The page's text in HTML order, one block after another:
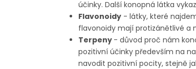
účinky. Další konopná látka
Flavonoidy - látky, které
flavonoidy mají protizánětlivé a
Terpeny - důvod proč nám
pozitivní účinky především na
navodit pozitivní pocity, stejně